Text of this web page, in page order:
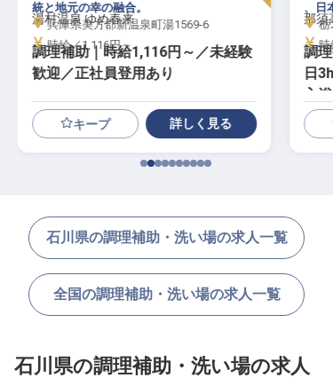
湯村温泉 ゆめ春来
調理補助｜時給1,116円～／未経験
歓迎／正社員登用あり
統と地元の幸の融合。
兵庫県美方郡新温泉町湯1569-6
時給／1,116円～
キープ 詳しく見る
那須
調
日
入
、日
栃
時
石川県の調理補助・洗い場の求人一覧
全国の調理補助・洗い場の求人一覧
石川県の調理補助・洗い場の求人